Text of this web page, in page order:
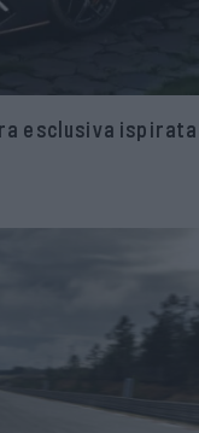
esclusiva ispirata